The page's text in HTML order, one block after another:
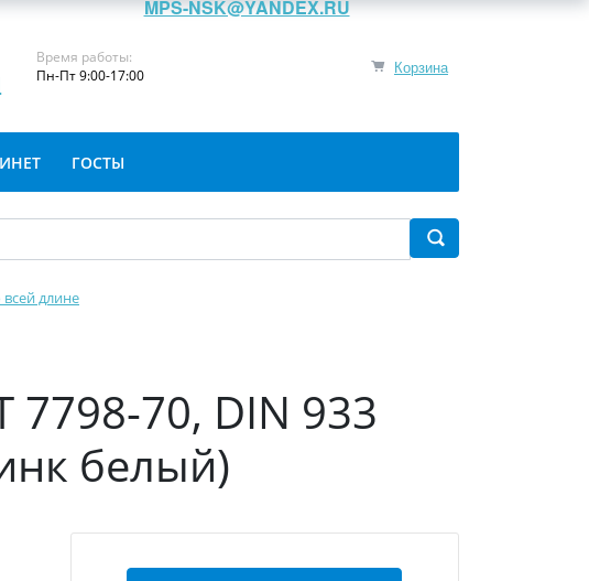
Корзина
Время работы:
Пн-Пт 9:00-17:00
ГОСТЫ
всей длине
70, DIN 933
белый)
MPS-NSK@YANDEX.RU